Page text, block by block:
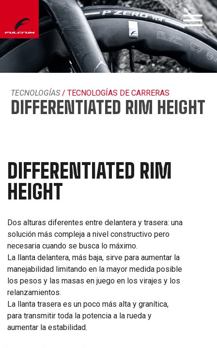
TECNOLOGÍAS / TECNOLOGÍAS DE CARRERAS
DIFFERENTIATED RIM HEIGHT
DIFFERENTIATED RIM
HEIGHT
Dos alturas diferentes entre delantera y trasera: una
solución más compleja a nivel constructivo pero
necesaria cuando se busca lo máximo.
La llanta delantera, más baja, sirve para aumentar la
manejabilidad limitando en la mayor medida posible
los pesos y las masas en juego en los virajes y los
relanzamientos.
La llanta trasera es un poco más alta y granítica,
para transmitir toda la potencia a la rueda y
aumentar la estabilidad.